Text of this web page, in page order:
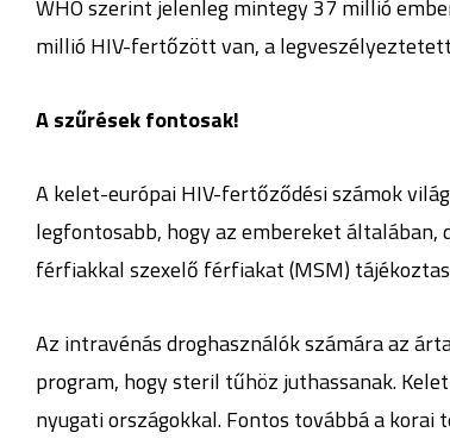
WHO szerint jelenleg mintegy 37 millió
millió HIV-fertőzött van, a
A szűrések fontosak!
A kelet-európai HIV-fertőződési számok
legfontosabb, hogy az embereket általában,
férfiakkal szexelő férfiakat (MSM)
Az intravénás droghasználók számára az
program, hogy steril tűhöz juthassanak.
nyugati országokkal. Fontos továbbá a